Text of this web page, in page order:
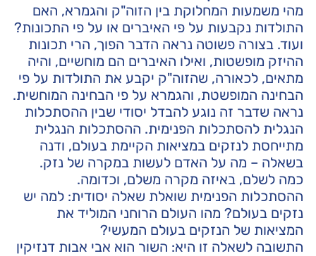
מהי משמעות המחלוקת בין הזוה"ק והגמרא, האם
התולדות נקבעות על פי האיברים או על פי התכונות?
ועוד. בצורה פשוטה נראה הדבר הפוך, הרי תכונות
ההיזק מופשטות, ואילו האיברים הם מוחשיים, והיה
מתאים, לכאורה, שהזוה"ק יקבע את התולדות על פי
הבחינה המופשטת, והגמרא על פי הבחינה המוחשית.
נראה שדבר זה נוגע להבדל יסודי שבין ההסתכלות
הנגלית להסתכלות הפנימית. ההסתכלות הנגלית
מתייחסת לנזקים במציאות הקיימת בעולם, ודנה
בשאלה – מה על האדם לעשות במקרה של נזק.
כמה לשלם, באיזה מקרה משלם, וכדומה.
ההסתכלות הפנימית שואלת שאלה יסודית: למה יש
נזקים בעולם? מהו העולם הרוחני המוליד את
המציאות של הנזקים בעולם המעשי?
התשובה לשאלה זו היא: השור הוא אבי אבות דנזיקין